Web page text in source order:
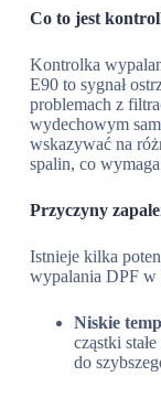
Co to jest
Kontrolka
E90 to sygnał
problemach z
wydechowym
wskazywać na
spalin, co
Przyczyny
Istnieje kilka
wypalania DPF
Niskie
cząstki
do